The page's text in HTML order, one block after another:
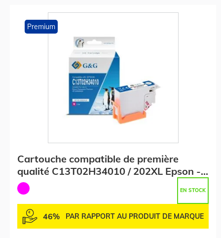
Premium
Cartouche compatible de première
qualité C13T02H34010 / 202XL Epson -
magenta
EN STOCK
46% PAR RAPPORT AU PRODUIT DE MARQUE